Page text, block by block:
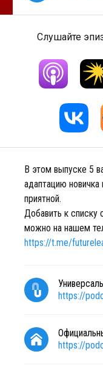
Слушайте
В этом выпуске 5
адаптацию
приятной.
Добавить к списку
можно на нашем
https://t.me/
https://
https://